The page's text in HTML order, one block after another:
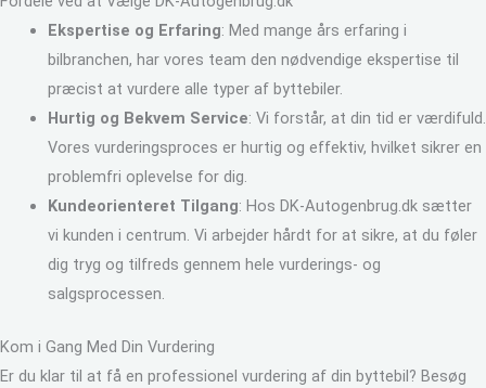
Ekspertise og Erfaring: Med mange års erfaring i
bilbranchen, har vores team den nødvendige ekspertise til
præcist at vurdere alle typer af byttebiler.
Hurtig og Bekvem Service: Vi forstår, at din tid er værdifuld.
Vores vurderingsproces er hurtig og effektiv, hvilket sikrer en
problemfri oplevelse for dig.
Kundeorienteret Tilgang: Hos DK-Autogenbrug.dk sætter
vi kunden i centrum. Vi arbejder hårdt for at sikre, at du føler
dig tryg og tilfreds gennem hele vurderings- og
salgsprocessen.
Kom i Gang Med Din Vurdering
Er du klar til at få en professionel vurdering af din byttebil? Besøg